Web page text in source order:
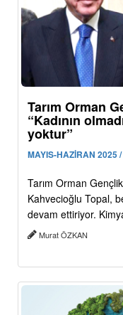
Tarım Orman
“Kadının
yoktur”
MAYIS-HAZİRAN 2025
Tarım Orman
Kahvecioğlu Topal,
devam ettiriyor.
Murat ÖZKAN